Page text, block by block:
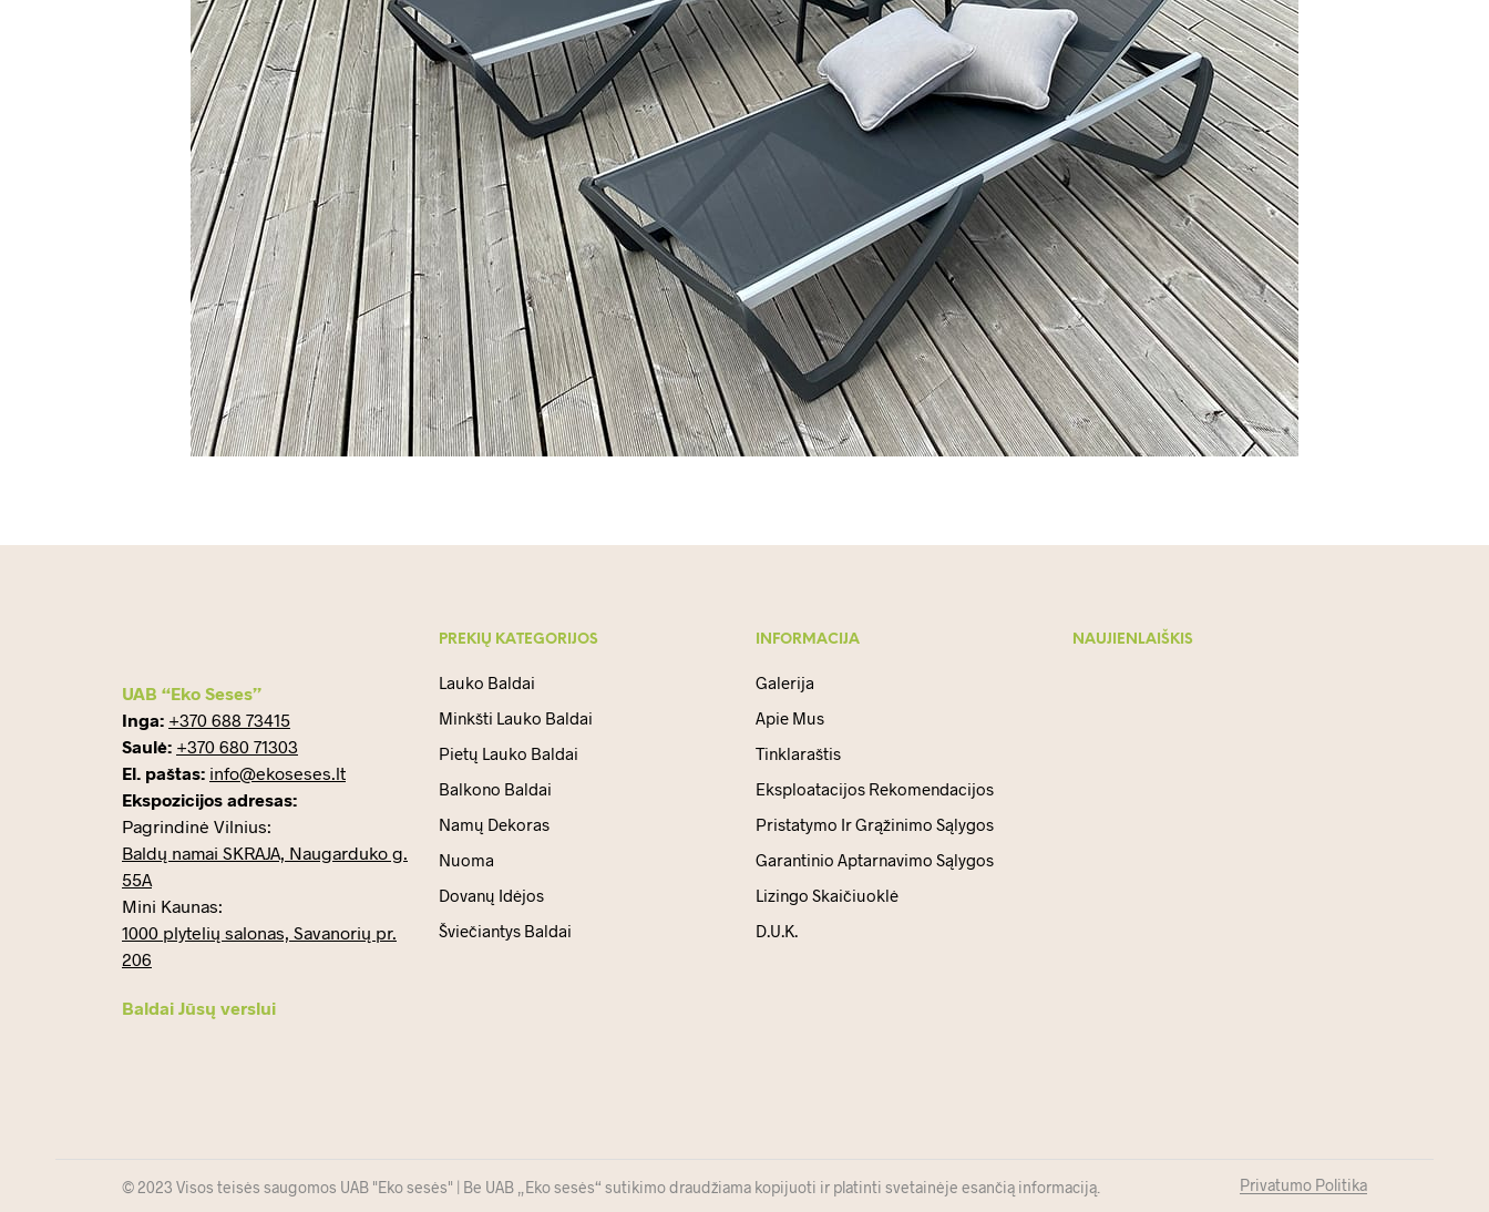
UAB “Eko Seses”
Inga: +370 688 73415
Saulė: +370 680 71303
El. paštas: info@ekoseses.lt
Ekspozicijos adresas:
Pagrindinė Vilnius:
Baldų namai SKRAJA, Naugarduko g.
55A
Mini Kaunas:
1000 plytelių salonas, Savanorių pr.
206
Baldai Jūsų verslui
PREKIŲ KATEGORIJOS
Lauko Baldai
Minkšti Lauko Baldai
Pietų Lauko Baldai
Balkono Baldai
Namų Dekoras
Nuoma
Dovanų Idėjos
Šviečiantys Baldai
INFORMACIJA
Galerija
Apie Mus
Tinklaraštis
Eksploatacijos Rekomendacijos
Pristatymo Ir Grąžinimo Sąlygos
Garantinio Aptarnavimo Sąlygos
Lizingo Skaičiuoklė
D.U.K.
NAUJIENLAIŠKIS
© 2023 Visos teisės saugomos UAB "Eko sesės" | Be UAB „Eko sesės“ sutikimo draudžiama kopijuoti ir platinti svetainėje esančią informaciją. Privatumo Politika